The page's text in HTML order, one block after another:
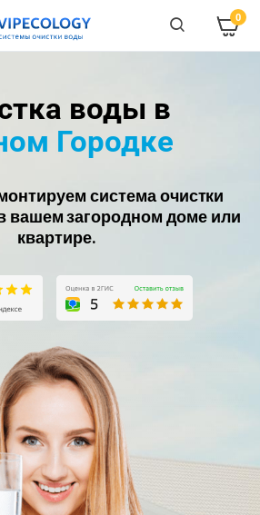
0
воды в
Городке
система очистки
вашем загородном доме или
квартире.